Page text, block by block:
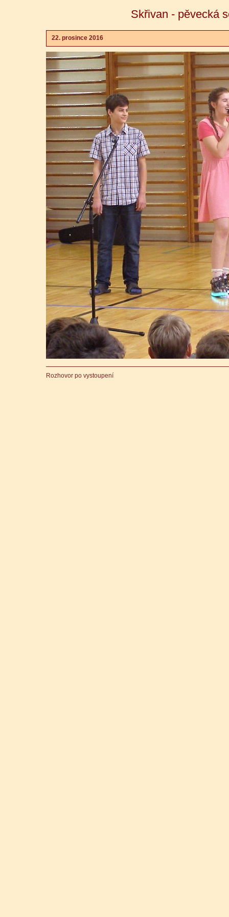
Skřivan - pěvecká
22. prosince 2016
Rozhovor po vystoupení